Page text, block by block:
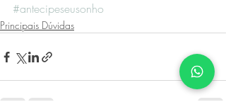
#antecipeseusonho
Principais Dúvidas